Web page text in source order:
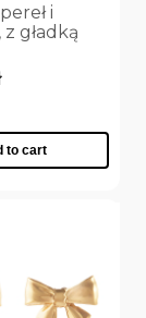
i
gładką
to cart